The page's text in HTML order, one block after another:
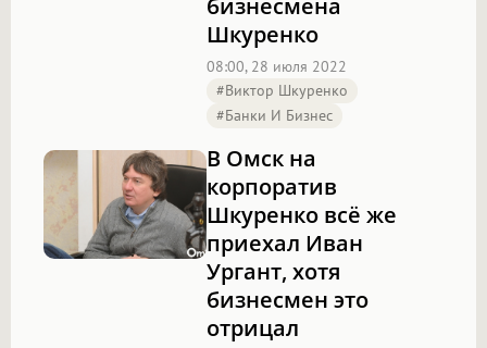
Шкуренко
08:00, 28 июля 2022
#Виктор Шкуренко
#Банки И Бизнес
В Омск на
корпоратив
Шкуренко всё же
приехал Иван
Ургант, хотя
бизнесмен это
отрицал